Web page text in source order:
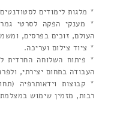
* מלגות לימודים
* מענקי הפקה לסרטי
העולם, זוכים בפרסים,
* ציוד צילום ועריכה.
* פיתוח השלוחה החרדית
העבודה בתחום יצירתי,
* קבוצות וידאותרפיה
רבות, מזמין שימוש